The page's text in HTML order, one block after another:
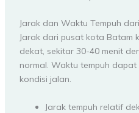
Jarak dan Waktu Tempuh
Jarak dari pusat kota Batam
dekat, sekitar 30-40 menit
normal. Waktu tempuh
kondisi jalan.
Jarak tempuh relatif